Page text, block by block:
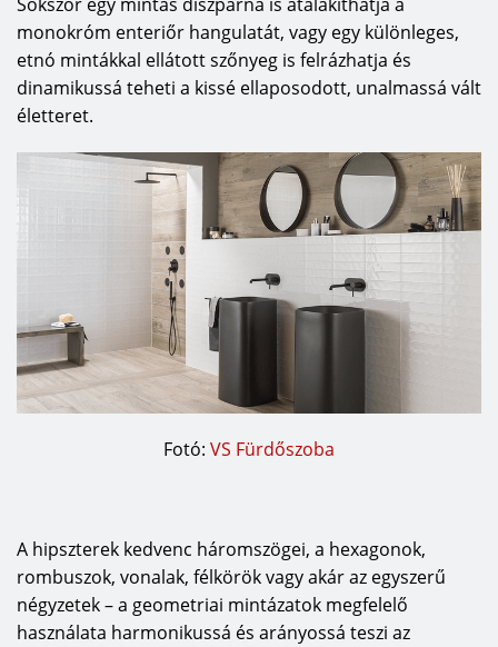
monokróm enteriőr hangulatát, vagy egy különleges,
etnó mintákkal ellátott szőnyeg is felrázhatja és
dinamikussá teheti a kissé ellaposodott, unalmassá vált
életteret.
Fotó: VS Fürdőszoba
A hipszterek kedvenc háromszögei, a hexagonok,
rombuszok, vonalak, félkörök vagy akár az egyszerű
négyzetek – a geometriai mintázatok megfelelő
használata harmonikussá és arányossá teszi az